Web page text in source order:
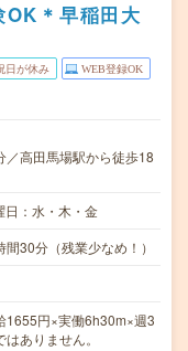
OK＊早稲田大
日が休み WEB登録OK
高田馬場駅から徒歩18
：水・木・金
30分（残業少なめ！）
円×実働6h30m×週3
ありません。